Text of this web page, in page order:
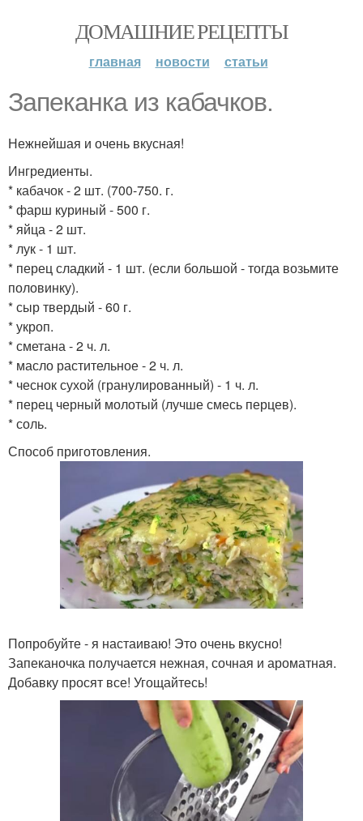
ДОМАШНИЕ РЕЦЕПТЫ
главная новости статьи
Запеканка из кабачков.
Нежнейшая и очень вкусная!
Ингредиенты.
* кабачок - 2 шт. (700-750. г.
* фарш куриный - 500 г.
* яйца - 2 шт.
* лук - 1 шт.
* перец сладкий - 1 шт. (если большой - тогда возьмите
половинку).
* сыр твердый - 60 г.
* укроп.
* сметана - 2 ч. л.
* масло растительное - 2 ч. л.
* чеснок сухой (гранулированный) - 1 ч. л.
* перец черный молотый (лучше смесь перцев).
* соль.
Способ приготовления.
Попробуйте - я настаиваю! Это очень вкусно!
Запеканочка получается нежная, сочная и ароматная.
Добавку просят все! Угощайтесь!